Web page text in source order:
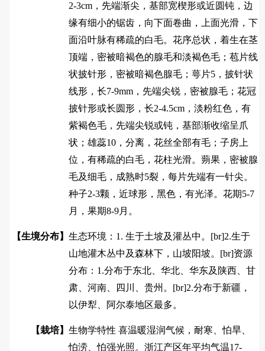
2-3cm，先端渐尖，基部宽楔形或近圆钝，边
缘有细小的锯齿，向下面卷曲，上面光滑，下
面沿叶脉有稀疏的白毛。花序总状，着生在茎
顶端，密被暗褐色的腺毛和淡褐色毛；苞片线
状披针形，密被暗褐色腺毛；萼片5，披针状
线形，长7-9mm，先端尖锐，密被腺毛；花冠
披针形或长圆形，长2-4.5cm，淡粉红色，有
紫褐色毛，先端尖锐或钝，基部渐收缩呈爪
状；雄蕊10，分离，花丝全部有毛；子房上
位，有稀疏的白毛，花柱光滑。蒴果，密被腺
毛及细毛，成熟时5裂，每片先端有一针尖。
种子2-3颗，近球形，黑色，有光泽。花期5-7
月，果期8-9月。
【生境分布】 生态环境：1. 生于土坡及灌丛中。[br]2.生于
山地灌木丛中及森林下，山坡阳坡。[br]资源
分布：1.分布于东北、华北、华东及陕西、甘
肃、河南、四川、贵州。[br]2.分布于新疆，
以伊犁、阿尔泰地区最多。
【栽培】 生物学特性 喜温暖湿润气候，耐寒、怕旱、
怕涝、怕强光照。浙江产区年平均气温17-